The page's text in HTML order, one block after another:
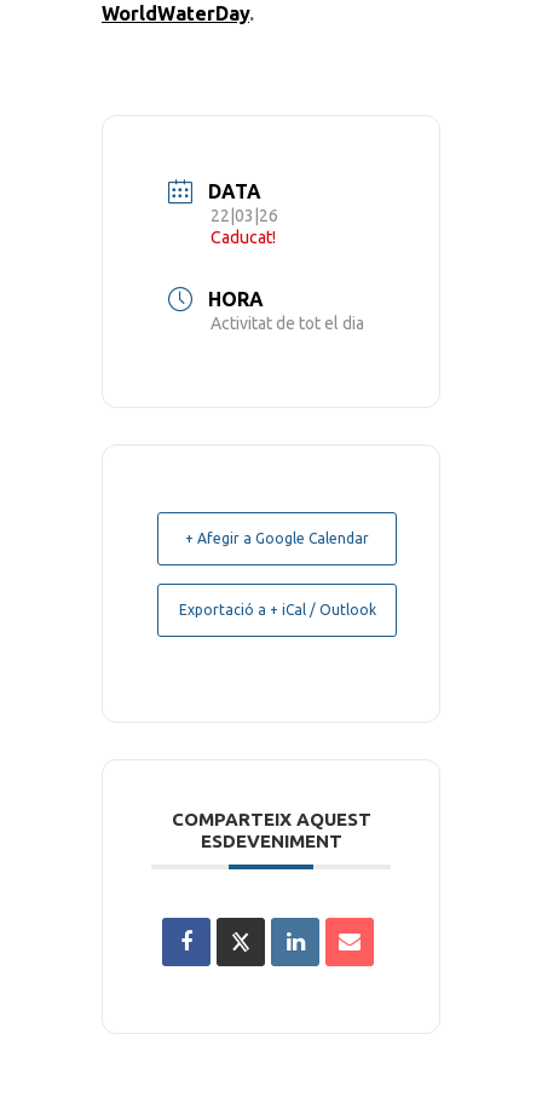
WorldWaterDay.
DATA
22|03|26
Caducat!
HORA
Activitat de tot el dia
+ Afegir a Google Calendar
Exportació a + iCal / Outlook
COMPARTEIX AQUEST
ESDEVENIMENT